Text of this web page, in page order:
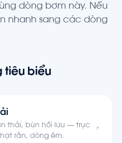
dòng bơm này. Nếu
nhanh sang các dòng
tiêu biểu
thải, bùn hồi lưu — trục
rắn, dòng êm.